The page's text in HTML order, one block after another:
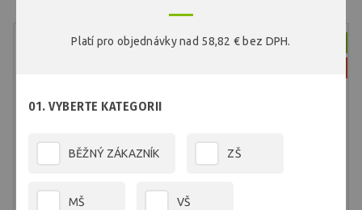
Platí pro objednávky nad 58,82 € bez DPH.
01. VYBERTE KATEGORII
BĚŽNÝ ZÁKAZNÍK ZŠ
MŠ VŠ